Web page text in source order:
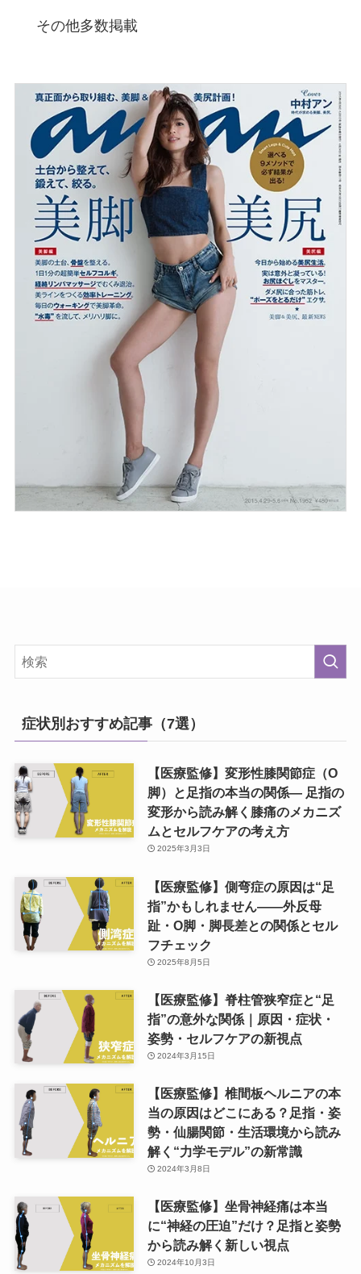
その他多数掲載
症状別おすすめ記事（7選）
【医療監修】変形性膝関節症（O
脚）と足指の本当の関係― 足指の
変形から読み解く膝痛のメカニズ
ムとセルフケアの考え方
2025年3月3日
【医療監修】側弯症の原因は“足
指”かもしれません——外反母
趾・O脚・脚長差との関係とセル
フチェック
2025年8月5日
【医療監修】脊柱管狭窄症と“足
指”の意外な関係｜原因・症状・
姿勢・セルフケアの新視点
2024年3月15日
【医療監修】椎間板ヘルニアの本
当の原因はどこにある？足指・姿
勢・仙腸関節・生活環境から読み
解く“力学モデル”の新常識
2024年3月8日
【医療監修】坐骨神経痛は本当
に“神経の圧迫”だけ？足指と姿勢
から読み解く新しい視点
2024年10月3日